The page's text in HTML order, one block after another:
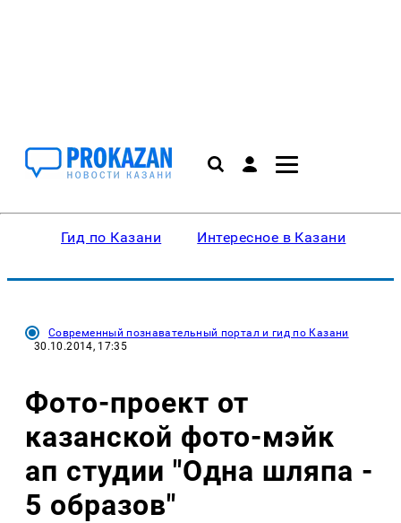
Гид по Казани Интересное в Казани
Современный познавательный портал и гид по Казани
30.10.2014, 17:35
Фото-проект от
казанской фото-мэйк
ап студии "Одна шляпа -
5 образов"